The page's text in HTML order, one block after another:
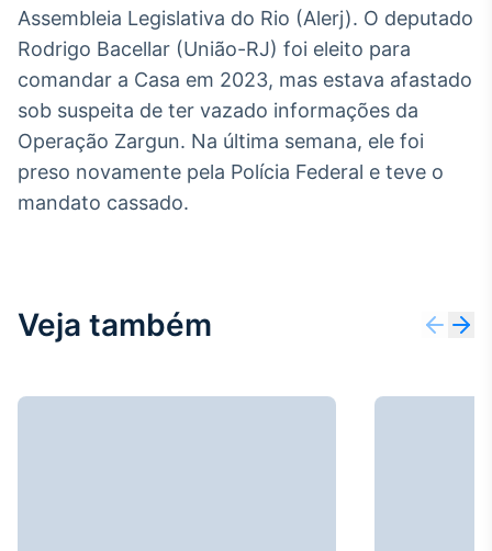
Assembleia Legislativa do Rio (Alerj). O deputado
Rodrigo Bacellar (União-RJ) foi eleito para
comandar a Casa em 2023, mas estava afastado
sob suspeita de ter vazado informações da
Operação Zargun. Na última semana, ele foi
preso novamente pela Polícia Federal e teve o
mandato cassado.
Veja também